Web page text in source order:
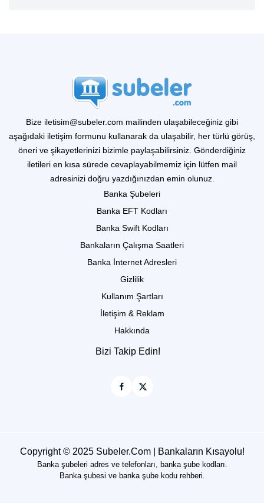
Bize iletisim@subeler.com mailinden ulaşabileceğiniz gibi
aşağıdaki iletişim formunu kullanarak da ulaşabilir, her türlü görüş,
öneri ve şikayetlerinizi bizimle paylaşabilirsiniz. Gönderdiğiniz
iletileri en kısa sürede cevaplayabilmemiz için lütfen mail
adresinizi doğru yazdığınızdan emin olunuz.
Banka Şubeleri
Banka EFT Kodları
Banka Swift Kodları
Bankaların Çalışma Saatleri
Banka İnternet Adresleri
Gizlilik
Kullanım Şartları
İletişim & Reklam
Hakkında
Bizi Takip Edin!
Copyright © 2025 Subeler.Com | Bankaların Kısayolu!
Banka şubeleri adres ve telefonları, banka şube kodları.
Banka şubesi ve banka şube kodu rehberi.